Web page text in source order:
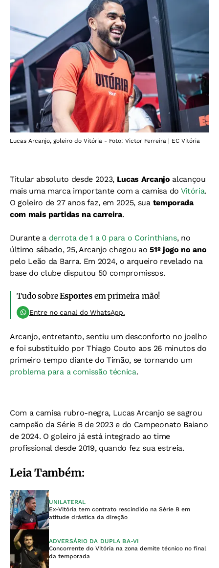
Lucas Arcanjo, goleiro do Vitória - Foto: Victor Ferreira | EC Vitória
Titular absoluto desde 2023, Lucas Arcanjo alcançou
mais uma marca importante com a camisa do Vitória.
O goleiro de 27 anos faz, em 2025, sua temporada
com mais partidas na carreira.
Durante a derrota de 1 a 0 para o Corinthians, no
último sábado, 25, Arcanjo chegou ao51º jogo no ano
pelo Leão da Barra. Em 2024, o arqueiro revelado na
base do clube disputou 50 compromissos.
Tudo sobreEsportesem primeira mão!
Entre no canal do WhatsApp.
Arcanjo, entretanto, sentiu um desconforto no joelho
e foi substituído por Thiago Couto aos 26 minutos do
primeiro tempo diante do Timão, se tornando um
problema para a comissão técnica.
Com a camisa rubro-negra, Lucas Arcanjo se sagrou
campeão da Série B de 2023 e do Campeonato Baiano
de 2024. O goleiro já está integrado ao time
profissional desde 2019, quando fez sua estreia.
Leia Também:
UNILATERAL
Ex-Vitória tem contrato rescindido na Série B em
atitude drástica da direção
ADVERSÁRIO DA DUPLA BA-VI
Concorrente do Vitória na zona demite técnico no final
da temporada